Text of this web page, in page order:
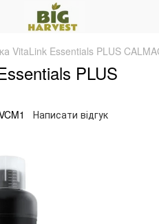
VitaLink Essentials PLUS
PLUS
Написати відгук